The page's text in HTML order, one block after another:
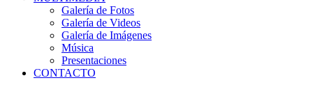
Galería de Fotos
Galería de Videos
Galería de Imágenes
Música
Presentaciones
CONTACTO